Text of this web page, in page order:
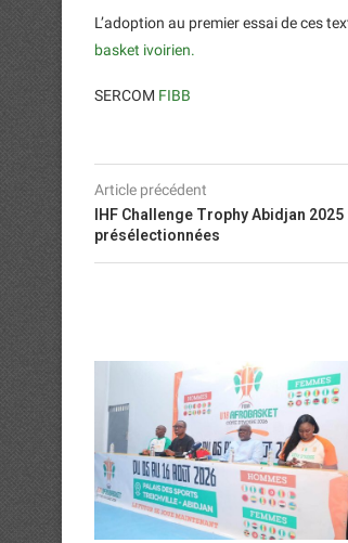
L’adoption au premier essai de ces
basket ivoirien.
SERCOM FIBB
Article précédent
IHF Challenge Trophy Abidjan
présélectionnées